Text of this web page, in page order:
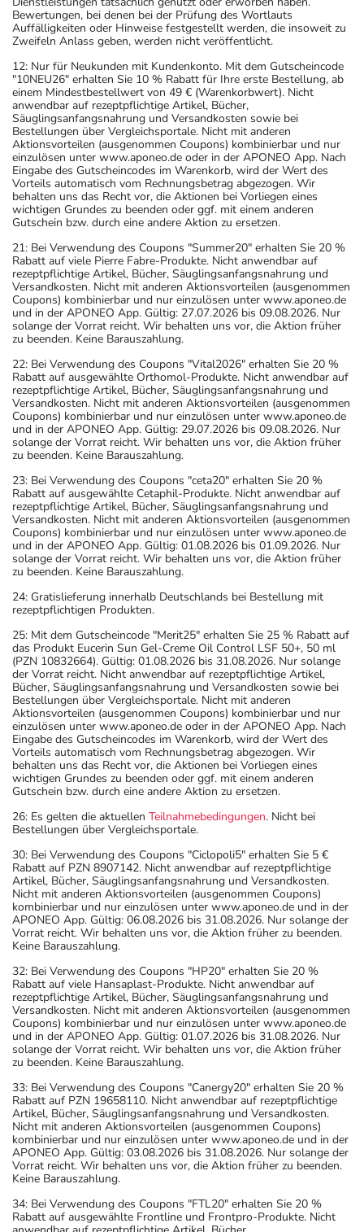
Bewertungen, bei denen bei der Prüfung des Wortlauts
Auffälligkeiten oder Hinweise festgestellt werden, die insoweit zu
Zweifeln Anlass geben, werden nicht veröffentlicht.
12: Nur für Neukunden mit Kundenkonto. Mit dem Gutscheincode
"10NEU26" erhalten Sie 10 % Rabatt für Ihre erste Bestellung, ab
einem Mindestbestellwert von 49 € (Warenkorbwert). Nicht
anwendbar auf rezeptpflichtige Artikel, Bücher,
Säuglingsanfangsnahrung und Versandkosten sowie bei
Bestellungen über Vergleichsportale. Nicht mit anderen
Aktionsvorteilen (ausgenommen Coupons) kombinierbar und nur
einzulösen unter www.aponeo.de oder in der APONEO App. Nach
Eingabe des Gutscheincodes im Warenkorb, wird der Wert des
Vorteils automatisch vom Rechnungsbetrag abgezogen. Wir
behalten uns das Recht vor, die Aktionen bei Vorliegen eines
wichtigen Grundes zu beenden oder ggf. mit einem anderen
Gutschein bzw. durch eine andere Aktion zu ersetzen.
21: Bei Verwendung des Coupons "Summer20" erhalten Sie 20 %
Rabatt auf viele Pierre Fabre-Produkte. Nicht anwendbar auf
rezeptpflichtige Artikel, Bücher, Säuglingsanfangsnahrung und
Versandkosten. Nicht mit anderen Aktionsvorteilen (ausgenommen
Coupons) kombinierbar und nur einzulösen unter www.aponeo.de
und in der APONEO App. Gültig: 27.07.2026 bis 09.08.2026. Nur
solange der Vorrat reicht. Wir behalten uns vor, die Aktion früher
zu beenden. Keine Barauszahlung.
22: Bei Verwendung des Coupons "Vital2026" erhalten Sie 20 %
Rabatt auf ausgewählte Orthomol-Produkte. Nicht anwendbar auf
rezeptpflichtige Artikel, Bücher, Säuglingsanfangsnahrung und
Versandkosten. Nicht mit anderen Aktionsvorteilen (ausgenommen
Coupons) kombinierbar und nur einzulösen unter www.aponeo.de
und in der APONEO App. Gültig: 29.07.2026 bis 09.08.2026. Nur
solange der Vorrat reicht. Wir behalten uns vor, die Aktion früher
zu beenden. Keine Barauszahlung.
23: Bei Verwendung des Coupons "ceta20" erhalten Sie 20 %
Rabatt auf ausgewählte Cetaphil-Produkte. Nicht anwendbar auf
rezeptpflichtige Artikel, Bücher, Säuglingsanfangsnahrung und
Versandkosten. Nicht mit anderen Aktionsvorteilen (ausgenommen
Coupons) kombinierbar und nur einzulösen unter www.aponeo.de
und in der APONEO App. Gültig: 01.08.2026 bis 01.09.2026. Nur
solange der Vorrat reicht. Wir behalten uns vor, die Aktion früher
zu beenden. Keine Barauszahlung.
24: Gratislieferung innerhalb Deutschlands bei Bestellung mit
rezeptpflichtigen Produkten.
25: Mit dem Gutscheincode "Merit25" erhalten Sie 25 % Rabatt auf
das Produkt Eucerin Sun Gel-Creme Oil Control LSF 50+, 50 ml
(PZN 10832664). Gültig: 01.08.2026 bis 31.08.2026. Nur solange
der Vorrat reicht. Nicht anwendbar auf rezeptpflichtige Artikel,
Bücher, Säuglingsanfangsnahrung und Versandkosten sowie bei
Bestellungen über Vergleichsportale. Nicht mit anderen
Aktionsvorteilen (ausgenommen Coupons) kombinierbar und nur
einzulösen unter www.aponeo.de oder in der APONEO App. Nach
Eingabe des Gutscheincodes im Warenkorb, wird der Wert des
Vorteils automatisch vom Rechnungsbetrag abgezogen. Wir
behalten uns das Recht vor, die Aktionen bei Vorliegen eines
wichtigen Grundes zu beenden oder ggf. mit einem anderen
Gutschein bzw. durch eine andere Aktion zu ersetzen.
26: Es gelten die aktuellen Teilnahmebedingungen. Nicht bei
Bestellungen über Vergleichsportale.
30: Bei Verwendung des Coupons "Ciclopoli5" erhalten Sie 5 €
Rabatt auf PZN 8907142. Nicht anwendbar auf rezeptpflichtige
Artikel, Bücher, Säuglingsanfangsnahrung und Versandkosten.
Nicht mit anderen Aktionsvorteilen (ausgenommen Coupons)
kombinierbar und nur einzulösen unter www.aponeo.de und in der
APONEO App. Gültig: 06.08.2026 bis 31.08.2026. Nur solange der
Vorrat reicht. Wir behalten uns vor, die Aktion früher zu beenden.
Keine Barauszahlung.
32: Bei Verwendung des Coupons "HP20" erhalten Sie 20 %
Rabatt auf viele Hansaplast-Produkte. Nicht anwendbar auf
rezeptpflichtige Artikel, Bücher, Säuglingsanfangsnahrung und
Versandkosten. Nicht mit anderen Aktionsvorteilen (ausgenommen
Coupons) kombinierbar und nur einzulösen unter www.aponeo.de
und in der APONEO App. Gültig: 01.07.2026 bis 31.08.2026. Nur
solange der Vorrat reicht. Wir behalten uns vor, die Aktion früher
zu beenden. Keine Barauszahlung.
33: Bei Verwendung des Coupons "Canergy20" erhalten Sie 20 %
Rabatt auf PZN 19658110. Nicht anwendbar auf rezeptpflichtige
Artikel, Bücher, Säuglingsanfangsnahrung und Versandkosten.
Nicht mit anderen Aktionsvorteilen (ausgenommen Coupons)
kombinierbar und nur einzulösen unter www.aponeo.de und in der
APONEO App. Gültig: 03.08.2026 bis 31.08.2026. Nur solange der
Vorrat reicht. Wir behalten uns vor, die Aktion früher zu beenden.
Keine Barauszahlung.
34: Bei Verwendung des Coupons "FTL20" erhalten Sie 20 %
Rabatt auf ausgewählte Frontline und Frontpro-Produkte. Nicht